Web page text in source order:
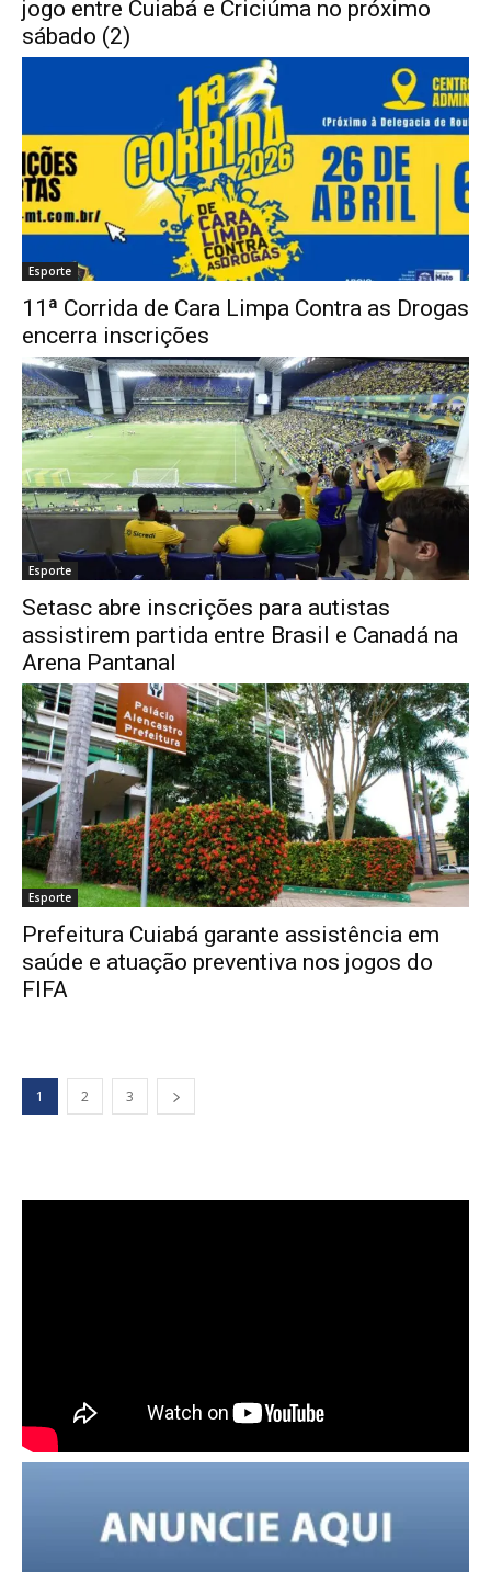
jogo entre Cuiabá e Criciúma no próximo
sábado (2)
Esporte
11ª Corrida de Cara Limpa Contra as Drogas
encerra inscrições
Esporte
Setasc abre inscrições para autistas
assistirem partida entre Brasil e Canadá na
Arena Pantanal
Esporte
Prefeitura Cuiabá garante assistência em
saúde e atuação preventiva nos jogos do
FIFA
1 2 3